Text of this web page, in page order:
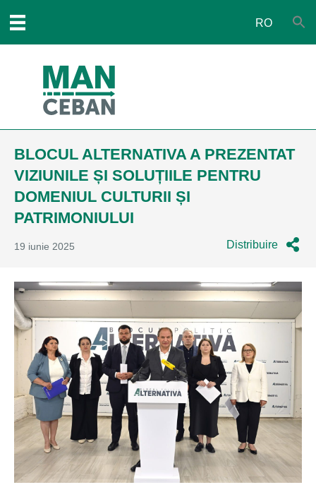
RO
BLOCUL ALTERNATIVA A PREZENTAT
VIZIUNILE ȘI SOLUȚIILE PENTRU
DOMENIUL CULTURII ȘI
PATRIMONIULUI
19 iunie 2025 Distribuire